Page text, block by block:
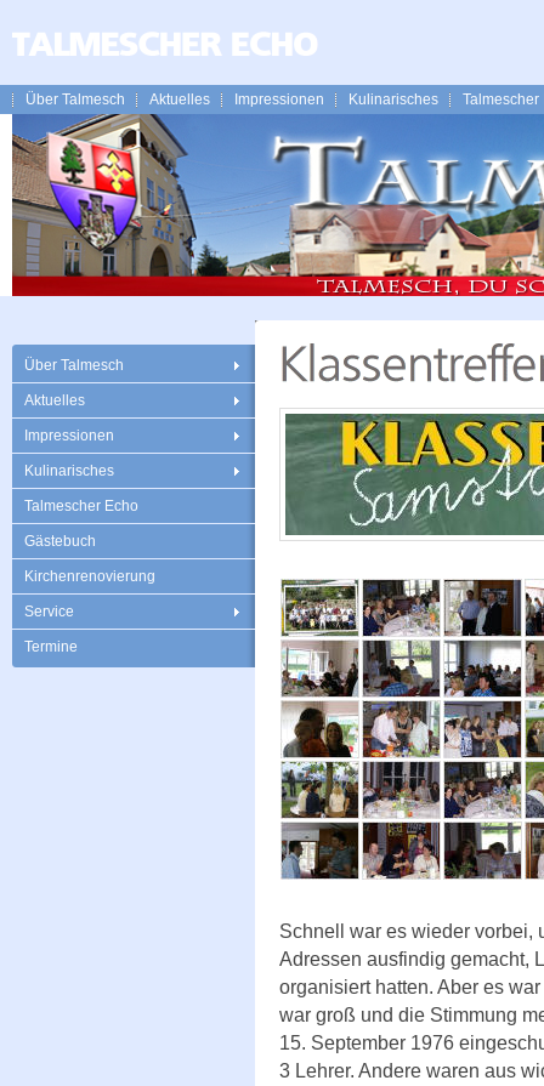
Über Talmesch Aktuelles Impressionen Kulinarisches Talmescher
Über Talmesch
Aktuelles
Impressionen
Kulinarisches
Talmescher Echo
Gästebuch
Kirchenrenovierung
Service
Termine
Schnell war es wieder vorbei,
Adressen ausfindig gemacht,
organisiert hatten. Aber es
war groß und die Stimmung
15. September 1976
3 Lehrer. Andere waren aus